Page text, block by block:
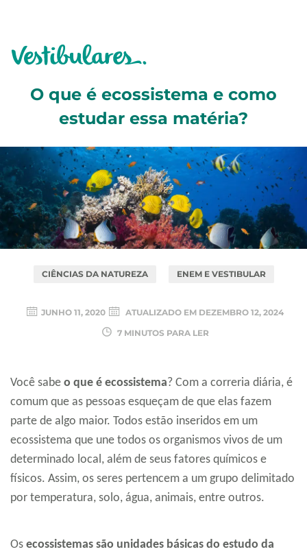
O que é ecossistema e como
estudar essa matéria?
CIÊNCIAS DA NATUREZA ENEM E VESTIBULAR
JUNHO 11, 2020 ATUALIZADO EM DEZEMBRO 12, 2024
7 MINUTOS PARA LER
Você sabe o que é ecossistema? Com a correria diária, é
comum que as pessoas esqueçam de que elas fazem
parte de algo maior. Todos estão inseridos em um
ecossistema que une todos os organismos vivos de um
determinado local, além de seus fatores químicos e
físicos. Assim, os seres pertencem a um grupo delimitado
por temperatura, solo, água, animais, entre outros.
Os ecossistemas são unidades básicas do estudo da